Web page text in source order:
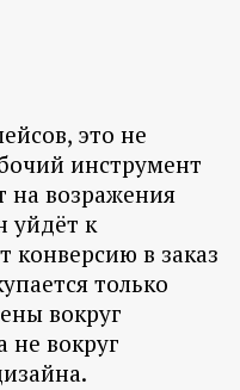
это не
инструмент
на возражения
уйдёт к
конверсию в заказ
только
вокруг
не вокруг